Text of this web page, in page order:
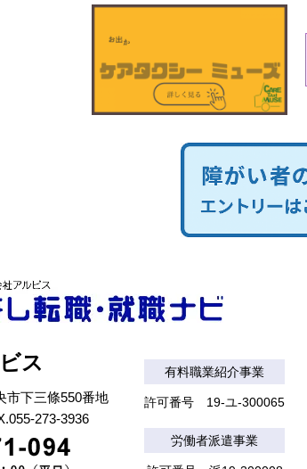
ス
市下三條550番地
273-3936
有料職業紹介事業
許可番号 19-ユ-300065
労働者派遣事業